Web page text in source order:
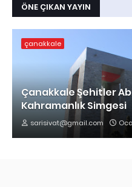
ÖNE ÇIKAN YAYIN
çanakkale
Çanakkale Şehitler
Kahramanlık Simgesi
sarisivat@gmail.com